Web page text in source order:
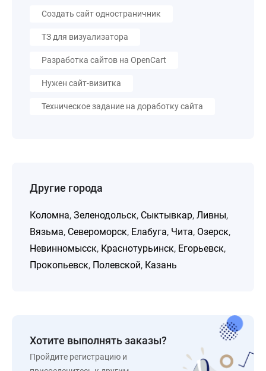
Создать сайт одностраничник
ТЗ для визуализатора
Разработка сайтов на OpenCart
Нужен сайт-визитка
Техническое задание на доработку сайта
Другие города
Коломна, Зеленодольск, Сыктывкар, Ливны,
Вязьма, Североморск, Елабуга, Чита, Озерск,
Невинномысск, Краснотурьинск, Егорьевск,
Прокопьевск, Полевской, Казань
Хотите выполнять заказы?
Пройдите регистрацию и